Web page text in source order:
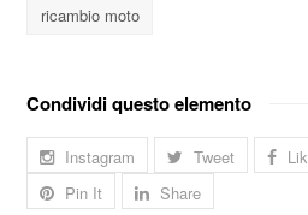
ricambio moto
Condividi questo elemento
Instagram Tweet
Pin It
Share